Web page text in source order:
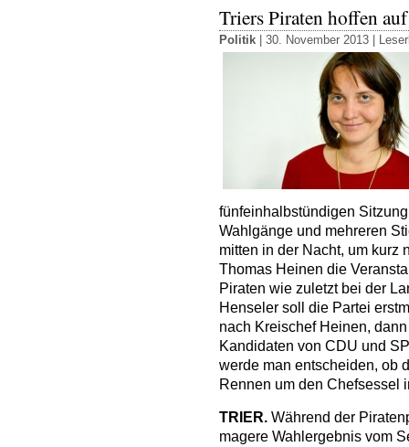
Triers Piraten hoffen
Politik | 30. November 2013 |
fünfeinhalbstündigen
Wahlgänge und mehreren
mitten in der Nacht, um kurz
Thomas Heinen die
Piraten wie zuletzt bei der
Henseler soll die Partei
nach Kreischef Heinen,
Kandidaten von CDU und
werde man entscheiden, ob
Rennen um den Chefsessel
TRIER. Während der
magere Wahlergebnis vom